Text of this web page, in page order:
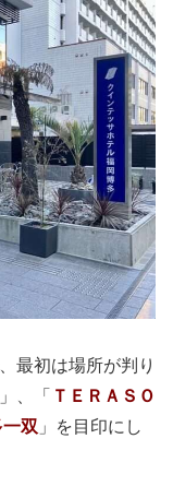
最初は場所が判り
」、「 ＴＥＲＡＳＯ
双 」を目印にし